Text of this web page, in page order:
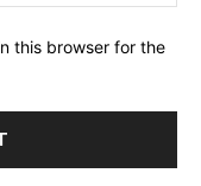
this browser for the